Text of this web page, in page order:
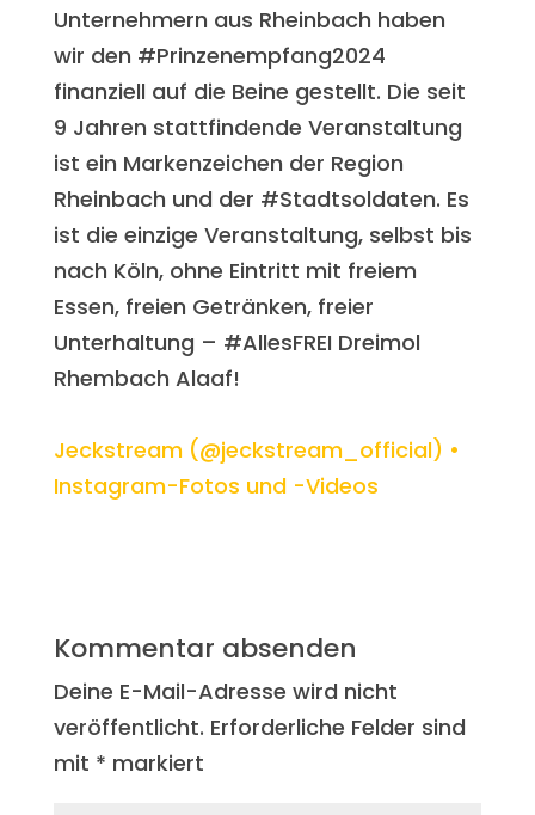
Unternehmern aus Rheinbach haben
wir den #Prinzenempfang2024
finanziell auf die Beine gestellt. Die seit
9 Jahren stattfindende Veranstaltung
ist ein Markenzeichen der Region
Rheinbach und der #Stadtsoldaten. Es
ist die einzige Veranstaltung, selbst bis
nach Köln, ohne Eintritt mit freiem
Essen, freien Getränken, freier
Unterhaltung – #AllesFREI Dreimol
Rhembach Alaaf!
Jeckstream (@jeckstream_official) •
Instagram-Fotos und -Videos
Kommentar absenden
Deine E-Mail-Adresse wird nicht
veröffentlicht. Erforderliche Felder sind
mit * markiert